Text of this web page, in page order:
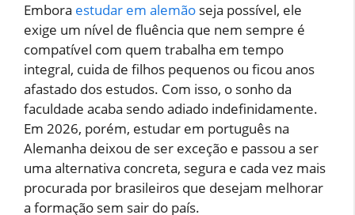
Embora estudar em alemão seja possível, ele
exige um nível de fluência que nem sempre é
compatível com quem trabalha em tempo
integral, cuida de filhos pequenos ou ficou anos
afastado dos estudos. Com isso, o sonho da
faculdade acaba sendo adiado indefinidamente.
Em 2026, porém, estudar em português na
Alemanha deixou de ser exceção e passou a ser
uma alternativa concreta, segura e cada vez mais
procurada por brasileiros que desejam melhorar
a formação sem sair do país.